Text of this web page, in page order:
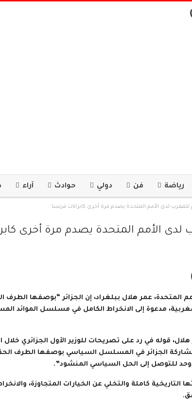
رياضة فن دولي حوادث آراء
للمغرب لدى الأمم المتحدة يصدم مرة أخرى كابرانات فرنسا
لدى الأمم المتحدة يصدم مرة أخرى
المتحدة، عمر هلال ببلغراد، إن الجزائر “بوصفها
مدعوة إلى الانخراط الكامل في مسلسل الموائد
“مشاركة الجزائر في المسلسل السياسي بوصفها الطرف
للتوصل إلى الحل السياسي المنشود”.
كاملة والتخلي عن الخيارات المتجاوزة،